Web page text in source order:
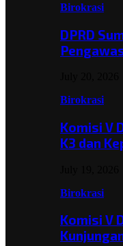
Birokrasi
DPRD
Birokrasi
Komisi V
K3 dan
Birokrasi
Komisi V